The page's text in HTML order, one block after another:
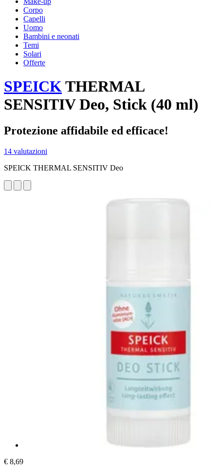
Corpo
Capelli
Uomo
Bambini e neonati
Temi
Solari
Offerte
SPEICKTHERMAL
SENSITIV Deo, Stick (40 ml)
Protezione affidabile ed efficace!
14 valutazioni
SPEICK THERMAL SENSITIV Deo
€ 8,69